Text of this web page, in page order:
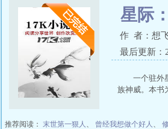
星际
作 者：想
最后更新：
一个驻外
族神威。本书
推荐阅读： 末世第一狠人 、 曾经我想做个好人 、